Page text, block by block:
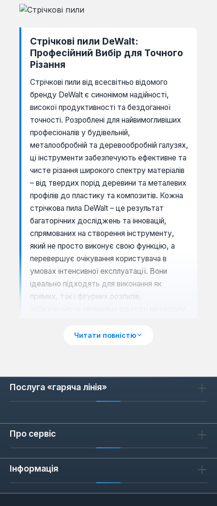
Стрічкові пили DeWalt:
Професійний Вибір для Точного
Різання
Стрічкові пили від всесвітньо відомого
бренду DeWalt є синонімом надійності,
високої продуктивності та бездоганної
точності. Розроблені для найвимогливіших
професіоналів у будівельній,
металообробній та деревообробній галузях,
ці інструменти забезпечують ефективне та
чисте різання широкого спектру матеріалів
– від твердих порід деревини та металевих
профілів до пластику та композитів. Кожна
стрічкова пила DeWalt – це результат
багаторічних досліджень та інновацій,
спрямованих на створення інструменту,
який не просто виконує свою функцію, а
перевершує очікування користувача в
умовах інтенсивної експлуатації. Вони
ідеально підходять для виконання як
прямих, так і фігурних розпилів,
DeWalt є їхня виняткова міцність та
забезпечує надійний захист внутрішніх
компонентів від механічних пошкоджень та
корозії. Потужні двигуни розраховані на
тривалу безперервну роботу під значними
навантаженнями, що є критично важливим
для професійного використання. Система
Читати повністю
Послуга «гаряча лінія»
Про сервіс
Інформація